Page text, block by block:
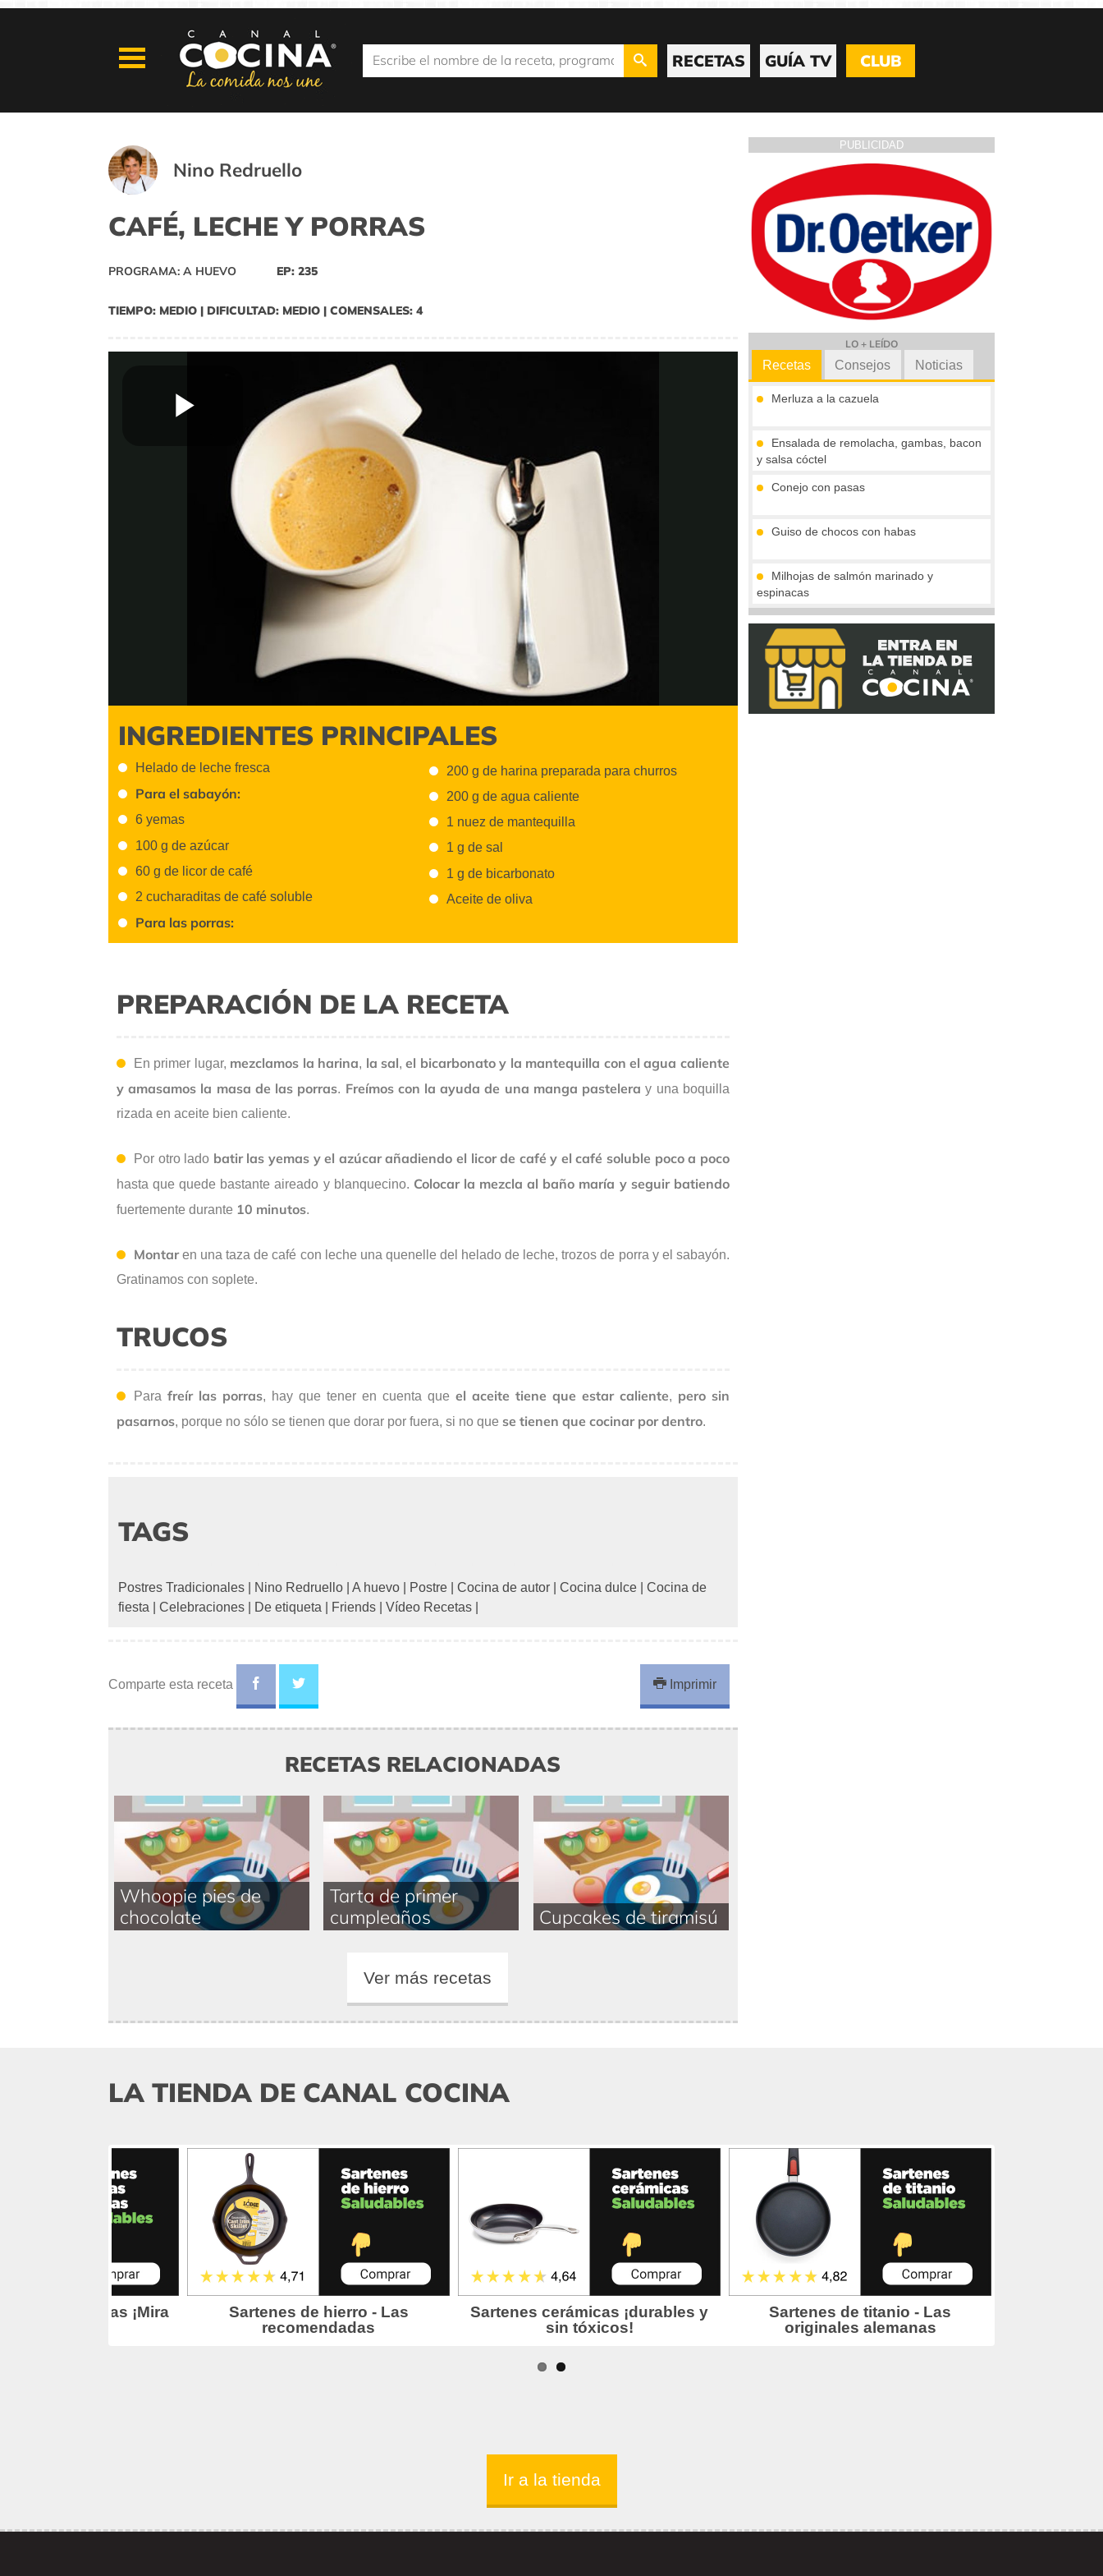
RECETAS GUÍA TV CLUB
Nino Redruello
CAFÉ, LECHE Y PORRAS
PROGRAMA: A HUEVO EP: 235
TIEMPO: MEDIO | DIFICULTAD: MEDIO | COMENSALES: 4
Play
Video
INGREDIENTES PRINCIPALES
Helado de leche fresca
Para el sabayón:
6 yemas
100 g de azúcar
60 g de licor de café
2 cucharaditas de café soluble
Para las porras:
200 g de harina preparada para churros
200 g de agua caliente
1 nuez de mantequilla
1 g de sal
1 g de bicarbonato
Aceite de oliva
PREPARACIÓN DE LA RECETA
En primer lugar, mezclamos la harina, la sal,el bicarbonato y la mantequilla con el agua caliente
y amasamos la masa de las porras. Freímos con la ayuda de una manga pasteleray una boquilla
rizada en aceite bien caliente.
Por otro lado batir las yemas y el azúcar añadiendo el licor de café y el café soluble poco a poco
hasta que quede bastante aireado y blanquecino. Colocar la mezcla al baño maría y seguir batiendo
fuertemente durante 10 minutos.
Montaren una taza de café con leche una quenelle del helado de leche, trozos de porra y el sabayón.
Gratinamos con soplete.
TRUCOS
Para freír las porras, hay que tener en cuenta que el aceite tiene que estar caliente, pero sin
pasarnos, porque no sólo se tienen que dorar por fuera, si no que se tienen que cocinar por dentro.
TAGS
Postres Tradicionales Nino Redruello A huevo Postre Cocina de autor Cocina dulce
Cocina de
fiesta
Celebraciones De etiqueta Friends Vídeo Recetas
Comparte esta receta Imprimir
RECETAS RELACIONADAS
Whoopie pies de
chocolate
Tarta de primer
cumpleaños
Cupcakes de tiramisú
Ver más recetas
PUBLICIDAD
LO + LEÍDO
Recetas
Merluza a la cazuela
Ensalada de remolacha, gambas, bacon
y salsa cóctel
Conejo con pasas
Guiso de chocos con habas
Milhojas de salmón marinado y
espinacas
Rollitos de solomillo de pavo al moscatel
Consejos Noticias
LA TIENDA DE CANAL COCINA
Ir a la tienda